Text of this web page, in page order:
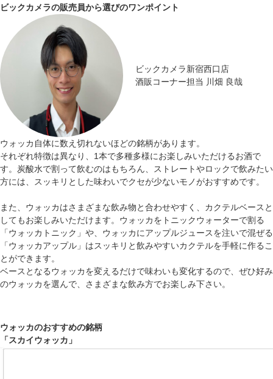
ビックカメラの販売員から選びのワンポイント
ビックカメラ新宿西口店
酒販コーナー担当 川畑 良哉
ウォッカ自体に数え切れないほどの銘柄があります。
それぞれ特徴は異なり、1本で多種多様にお楽しみいただけるお酒で
す。炭酸水で割って飲むのはもちろん、ストレートやロックで飲みたい
方には、スッキリとした味わいでクセが少ないモノがおすすめです。
また、ウォッカはさまざまな飲み物と合わせやすく、カクテルベースと
してもお楽しみいただけます。ウォッカをトニックウォーターで割る
「ウォッカトニック」や、ウォッカにアップルジュースを注いで混ぜる
「ウォッカアップル」はスッキリと飲みやすいカクテルを手軽に作るこ
とができます。
ベースとなるウォッカを変えるだけで味わいも変化するので、ぜひ好み
のウォッカを選んで、さまざまな飲み方でお楽しみ下さい。
ウォッカのおすすめの銘柄
「スカイウォッカ」